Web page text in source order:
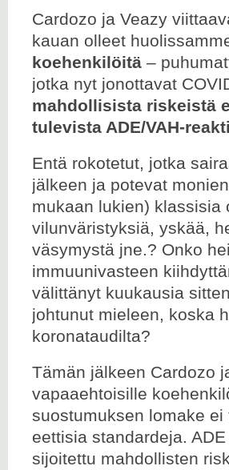
Cardozo ja Veazy
kauan olleet
koehenkilöitä –
jotka nyt jonottavat
mahdollisista riskeistä
tulevista ADE/VAH-
Entä rokotetut, jotka
jälkeen ja potevat
mukaan lukien) klassisia
vilunväristyksiä, yskää,
väsymystä jne.? Onko
immuunivasteen
välittänyt kuukausia
johtunut mieleen, koska
koronataudilta?
Tämän jälkeen Cardozo
vapaaehtoisille
suostumuksen lomake
eettisia standardeja.
sijoitettu mahdollisten